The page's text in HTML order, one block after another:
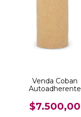
Venda Coban
Autoadherente
$7.500,00